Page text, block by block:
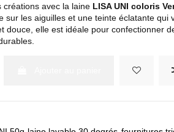
créations avec la laine LISA UNI coloris
sur les aiguilles et une teinte éclatante qui
douce, elle est idéale pour confectionner